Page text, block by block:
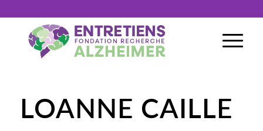
LOANNE CAILLE